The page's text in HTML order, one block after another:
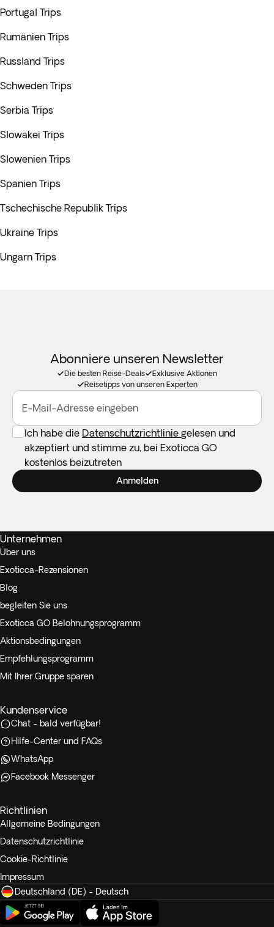
Portugal Trips
Rumänien Trips
Russland Trips
Schweden Trips
Serbia Trips
Slowakei Trips
Slowenien Trips
Spanien Trips
Tschechische Republik Trips
Ukraine Trips
Ungarn Trips
Abonniere unseren Newsletter
Die besten Reise-Deals
Exklusive Aktionen
Reisetipps von unseren Experten
E-Mail-Adresse eingeben
Ich habe die Datenschutzrichtlinie gelesen und
akzeptiert und stimme zu, bei Exoticca GO
kostenlos beizutreten
Anmelden
Unternehmen
Über uns
Exoticca-Rezensionen
Blog
begleiten Sie uns
Exoticca GO Belohnungsprogramm
Aktionsbedingungen
Empfehlungsprogramm
Mit Ihrer Gruppe sparen
Kundenservice
Chat - bald verfügbar!
Hilfe-Center und FAQs
WhatsApp
Facebook Messenger
Richtlinien
Allgemeine Bedingungen
Datenschutzrichtlinie
Cookie-Richtlinie
Impressum
Deutschland (DE) - Deutsch